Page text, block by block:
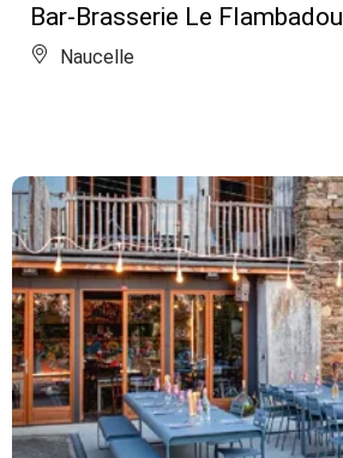
Bar-Brasserie Le Flambadou
Naucelle